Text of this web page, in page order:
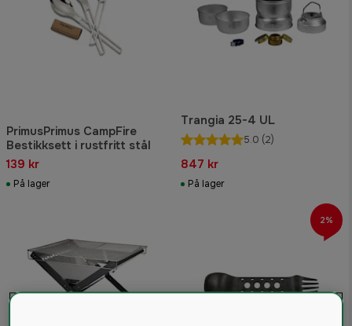
PrimusPrimus CampFire
Bestikksett i rustfritt stål
139 kr
På lager
Trangia 25-4 UL
5.0 (2)
847 kr
På lager
2%